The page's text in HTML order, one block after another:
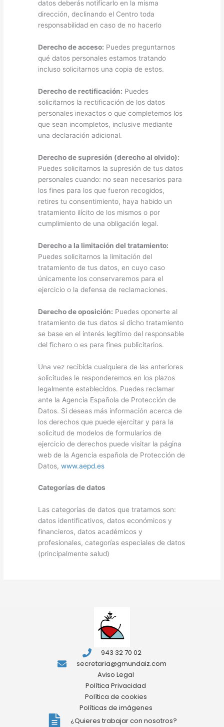
datos deberás notificarlo en la misma
dirección, declinando el Centro toda
responsabilidad en caso de no hacerlo
Derecho de acceso: Puedes preguntarnos
qué datos personales estamos tratando
incluso solicitarnos una copia de estos.
Derecho de rectificación: Puedes
solicitarnos la rectificación de los datos
personales inexactos o que completemos los
que sean incompletos, inclusive mediante
una declaración adicional.
Derecho de supresión (derecho al olvido):
Puedes solicitarnos la supresión de tus datos
personales cuando: no sean necesarios para
los fines para los que fueron recogidos,
retires tu consentimiento, haya habido un
tratamiento ilícito de los mismos o por
cumplimiento de una obligación legal.
Derecho a la limitación del tratamiento:
Puedes solicitarnos la limitación del
tratamiento de tus datos, en cuyo caso
únicamente los conservaremos para el
ejercicio o la defensa de reclamaciones.
Derecho de oposición: Puedes oponerte al
tratamiento de tus datos si dicho tratamiento
se base en el interés legítimo del responsable
del fichero o es para fines publicitarios.
Una vez recibida cualquiera de las anteriores
solicitudes le responderemos en los plazos
legalmente establecidos. Puedes reclamar
ante la Agencia Española de Protección de
Datos. Si deseas más información acerca de
los derechos que puede ejercitar y para la
solicitud de modelos de formularios de
ejercicio de derechos puede visitar la página
web de la Agencia española de Protección de
Datos, www.aepd.es
Categorías de datos
Las categorías de datos que tratamos son:
datos identificativos, datos económicos y
financieros, datos académicos y
profesionales, categorías especiales de datos
(principalmente salud)
943 32 70 02
secretaria@gmundaiz.com
Aviso Legal
Política Privacidad
Política de cookies
Políticas de imágenes
¿Quieres trabajar con nosotros?